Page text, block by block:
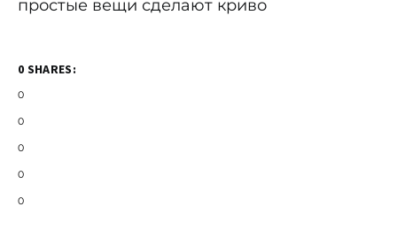
простые вещи сделают криво
0 SHARES:
0
0
0
0
0